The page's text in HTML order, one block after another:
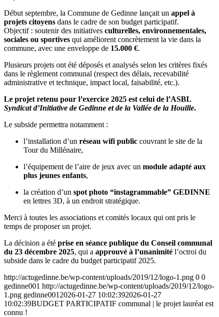
Début septembre, la Commune de Gedinne lançait un appel à
projets citoyens dans le cadre de son budget participatif.
Objectif : soutenir des initiatives culturelles, environnementales,
sociales ou sportives qui améliorent concrètement la vie dans la
commune, avec une enveloppe de 15.000 €.
Plusieurs projets ont été déposés et analysés selon les critères fixés
dans le règlement communal (respect des délais, recevabilité
administrative et technique, impact local, faisabilité, etc.).
Le projet retenu pour l’exercice 2025 est celui de l’ASBL
Syndicat d’Initiative de Gedinne et de la Vallée de la Houille.
Le subside permettra notamment :
l’installation d’un réseau wifi public couvrant le site de la
Tour du Millénaire,
l’équipement de l’aire de jeux avec un module adapté aux
plus jeunes enfants,
la création d’un spot photo “instagrammable” GEDINNE
en lettres 3D, à un endroit stratégique.
Merci à toutes les associations et comités locaux qui ont pris le
temps de proposer un projet.
La décision a été prise en séance publique du Conseil communal
du 23 décembre 2025, qui a approuvé à l’unanimité l’octroi du
subside dans le cadre du budget participatif 2025.
http://actugedinne.be/wp-content/uploads/2019/12/logo-1.png 0 0
gedinne001 http://actugedinne.be/wp-content/uploads/2019/12/logo-
1.png gedinne001 2026-01-27 10:02:392026-01-27
10:02:39BUDGET PARTICIPATIF communal | le projet lauréat est
connu !